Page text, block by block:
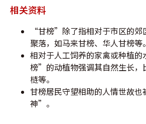
相关资料
“甘榜”除了指相对于市区的郊
聚落，如马来甘榜、华人甘榜等。
相对于人工饲养的家禽或种植
榜”的动植物强调其自然生长，
梿等。
甘榜居民守望相助的人情世故
神”。